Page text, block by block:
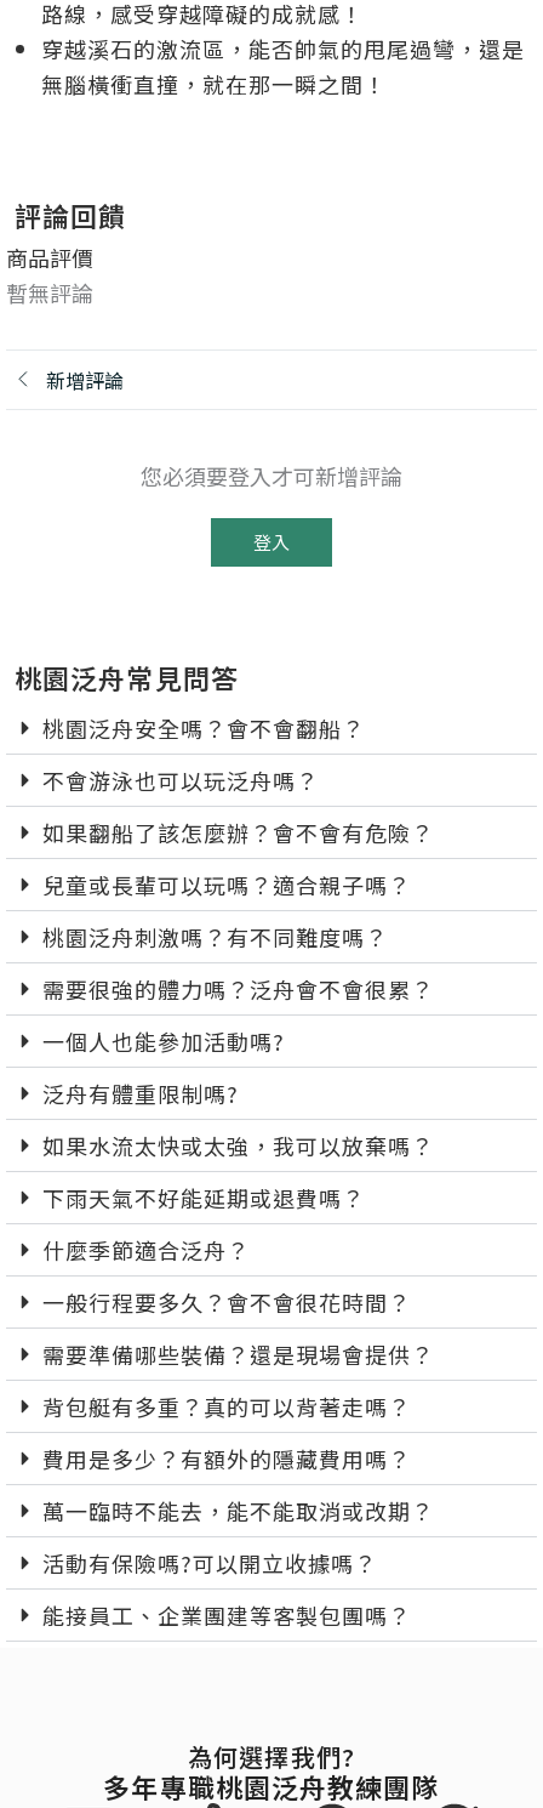
路線，感受穿越障礙的成就感！
穿越溪石的激流區，能否帥氣的甩尾過彎，還是
無腦橫衝直撞，就在那一瞬之間！
評論回饋
商品評價
暫無評論
新增評論
您必須要登入才可新增評論
登入
桃園泛舟常見問答
桃園泛舟安全嗎？會不會翻船？
不會游泳也可以玩泛舟嗎？
如果翻船了該怎麼辦？會不會有危險？
兒童或長輩可以玩嗎？適合親子嗎？
桃園泛舟刺激嗎？有不同難度嗎？
需要很強的體力嗎？泛舟會不會很累？
一個人也能參加活動嗎?
泛舟有體重限制嗎?
如果水流太快或太強，我可以放棄嗎？
下雨天氣不好能延期或退費嗎？
什麼季節適合泛舟？
一般行程要多久？會不會很花時間？
需要準備哪些裝備？還是現場會提供？
背包艇有多重？真的可以背著走嗎？
費用是多少？有額外的隱藏費用嗎？
萬一臨時不能去，能不能取消或改期？
活動有保險嗎?可以開立收據嗎？
能接員工、企業團建等客製包團嗎？
為何選擇我們?
多年專職桃園泛舟教練團隊